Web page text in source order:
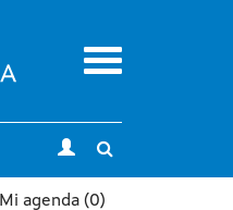
Menu
search
Mi agenda (0)